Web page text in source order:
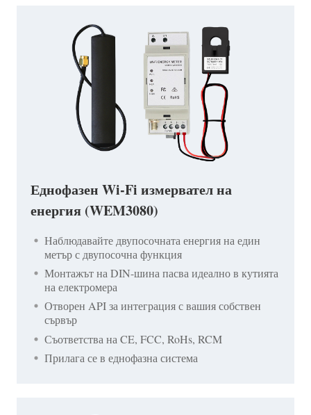
Еднофазен Wi-Fi измервател на
енергия (WEM3080)
Наблюдавайте двупосочната енергия на един
метър с двупосочна функция
Монтажът на DIN-шина пасва идеално в кутията
на електромера
Отворен API за интеграция с вашия собствен
сървър
Съответства на CE, FCC, RoHs, RCM
Прилага се в еднофазна система